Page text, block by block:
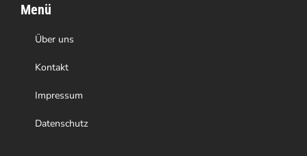
Menü
Über uns
Kontakt
Impressum
Datenschutz